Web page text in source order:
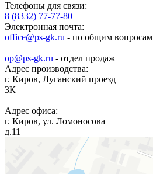
Телефоны для связи:
8 (8332) 77-77-80
Электронная почта:
office@ps-gk.ru - по общим вопросам
op@ps-gk.ru - отдел продаж
Адрес производства:
г. Киров, Луганский проезд
3К
Адрес офиса:
г. Киров, ул. Ломоносова
д.11